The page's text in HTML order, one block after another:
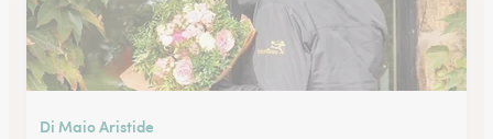
Di Maio Aristide